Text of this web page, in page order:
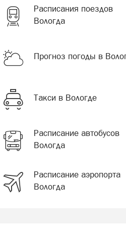
Расписания поездов
Вологда
Прогноз погоды в
Такси в Вологде
Расписание автобусов
Вологда
Расписание аэропорта
Вологда